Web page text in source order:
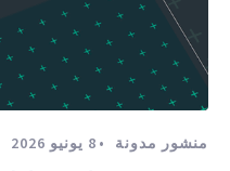
منشور مدونة 8 يونيو 2026